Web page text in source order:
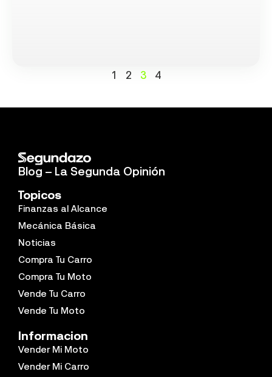
1 2 3 4
Blog – La Segunda Opinión
Topicos
Finanzas al Alcance
Mecánica Básica
Noticias
Compra Tu Carro
Compra Tu Moto
Vende Tu Carro
Vende Tu Moto
Informacion
Vender Mi Moto
Vender Mi Carro